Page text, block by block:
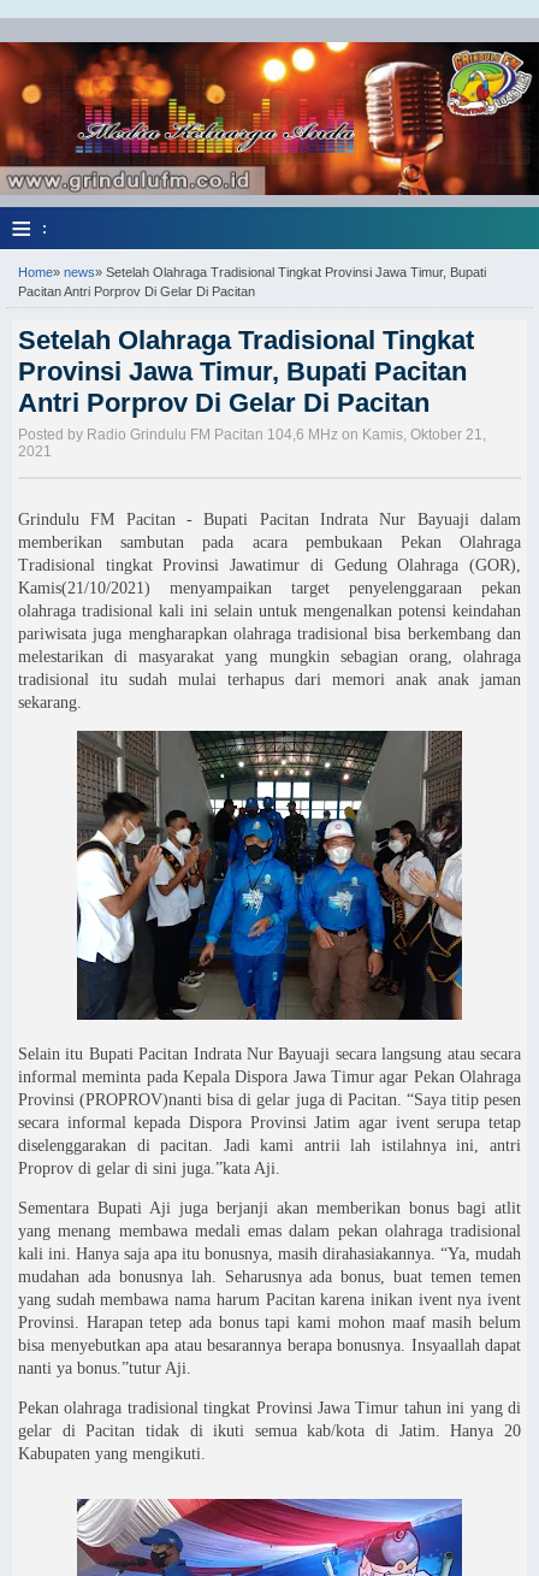
≡ :
Home» news» Setelah Olahraga Tradisional Tingkat Provinsi Jawa Timur, Bupati
Pacitan Antri Porprov Di Gelar Di Pacitan
Setelah Olahraga Tradisional Tingkat
Provinsi Jawa Timur, Bupati Pacitan
Antri Porprov Di Gelar Di Pacitan
Posted by Radio Grindulu FM Pacitan 104,6 MHz on Kamis, Oktober 21,
2021
Grindulu FM Pacitan - Bupati Pacitan Indrata Nur Bayuaji dalam
memberikan sambutan pada acara pembukaan Pekan Olahraga
Tradisional tingkat Provinsi Jawatimur di Gedung Olahraga (GOR),
Kamis(21/10/2021) menyampaikan target penyelenggaraan pekan
olahraga tradisional kali ini selain untuk mengenalkan potensi keindahan
pariwisata juga mengharapkan olahraga tradisional bisa berkembang dan
melestarikan di masyarakat yang mungkin sebagian orang, olahraga
tradisional itu sudah mulai terhapus dari memori anak anak jaman
sekarang.
Selain itu Bupati Pacitan Indrata Nur Bayuaji secara langsung atau secara
informal meminta pada Kepala Dispora Jawa Timur agar Pekan Olahraga
Provinsi (PROPROV)nanti bisa di gelar juga di Pacitan. “Saya titip pesen
secara informal kepada Dispora Provinsi Jatim agar ivent serupa tetap
diselenggarakan di pacitan. Jadi kami antrii lah istilahnya ini, antri
Proprov di gelar di sini juga.”kata Aji.
Sementara Bupati Aji juga berjanji akan memberikan bonus bagi atlit
yang menang membawa medali emas dalam pekan olahraga tradisional
kali ini. Hanya saja apa itu bonusnya, masih dirahasiakannya. “Ya, mudah
mudahan ada bonusnya lah. Seharusnya ada bonus, buat temen temen
yang sudah membawa nama harum Pacitan karena inikan ivent nya ivent
Provinsi. Harapan tetep ada bonus tapi kami mohon maaf masih belum
bisa menyebutkan apa atau besarannya berapa bonusnya. Insyaallah dapat
nanti ya bonus.”tutur Aji.
Pekan olahraga tradisional tingkat Provinsi Jawa Timur tahun ini yang di
gelar di Pacitan tidak di ikuti semua kab/kota di Jatim. Hanya 20
Kabupaten yang mengikuti.